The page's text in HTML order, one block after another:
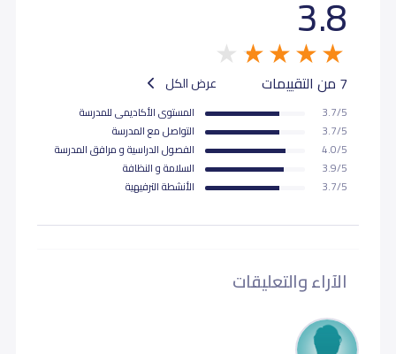
3.8
7 من التقييمات عرض الكل
3.7/5
المستوى اﻷكاديمى للمدرسة
3.7/5
التواصل مع المدرسة
4.0/5
الفصول الدراسية و مرافق المدرسة
3.9/5
السلامة و النظافة
3.7/5
اﻷنشطة الترفيهية
الآراء والتعليقات